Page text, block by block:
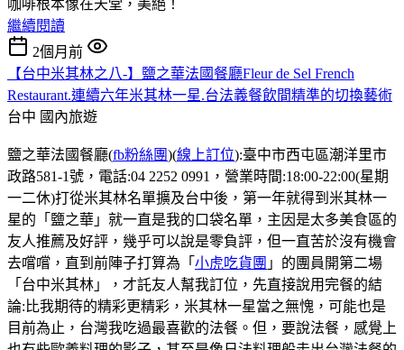
咖啡根本像在天堂，美絕！
繼續閱讀
2個月前
【台中米其林之八-】鹽之華法國餐廳Fleur de Sel French
Restaurant.連續六年米其林一星.台法義餐飲間精準的切換藝術
台中 國內旅遊
鹽之華法國餐廳(fb粉絲團)(線上訂位):臺中市西屯區潮洋里市
政路581-1號，電話:04 2252 0991，營業時間:18:00-22:00(星期
一二休)打從米其林名單擴及台中後，第一年就得到米其林一
星的「鹽之華」就一直是我的口袋名單，主因是太多美食區的
友人推薦及好評，幾乎可以說是零負評，但一直苦於沒有機會
去嚐嚐，直到前陣子打算為「 小虎吃貨團 」的團員開第二場
「台中米其林」，才託友人幫我訂位，先直接說用完餐的結
論:比我期待的精彩更精彩，米其林一星當之無愧，可能也是
目前為止，台灣我吃過最喜歡的法餐。但，要說法餐，感覺上